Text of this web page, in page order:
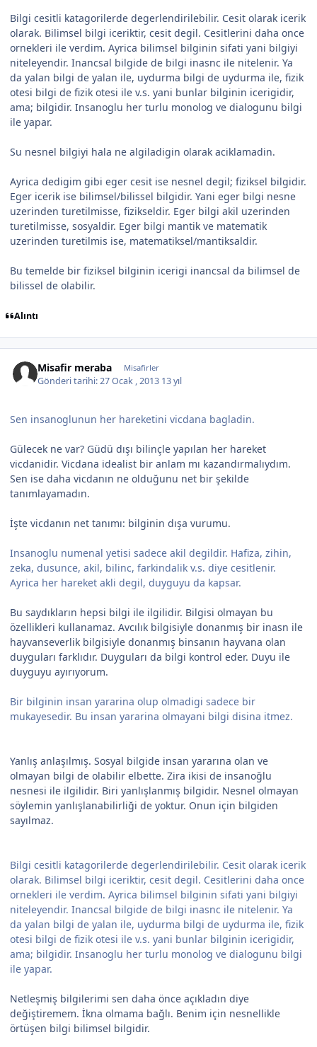
Bilgi cesitli katagorilerde degerlendirilebilir. Cesit olarak icerik
olarak. Bilimsel bilgi iceriktir, cesit degil. Cesitlerini daha once
ornekleri ile verdim. Ayrica bilimsel bilginin sifati yani bilgiyi
niteleyendir. Inancsal bilgide de bilgi inasnc ile nitelenir. Ya
da yalan bilgi de yalan ile, uydurma bilgi de uydurma ile, fizik
otesi bilgi de fizik otesi ile v.s. yani bunlar bilginin icerigidir,
ama; bilgidir. Insanoglu her turlu monolog ve dialogunu bilgi
ile yapar.
Su nesnel bilgiyi hala ne algiladigin olarak aciklamadin.
Ayrica dedigim gibi eger cesit ise nesnel degil; fiziksel bilgidir.
Eger icerik ise bilimsel/bilissel bilgidir. Yani eger bilgi nesne
uzerinden turetilmisse, fizikseldir. Eger bilgi akil uzerinden
turetilmisse, sosyaldir. Eger bilgi mantik ve matematik
uzerinden turetilmis ise, matematiksel/mantiksaldir.
Bu temelde bir fiziksel bilginin icerigi inancsal da bilimsel de
bilissel de olabilir.
Alıntı
Misafir meraba Misafirler
Gönderi tarihi:27 Ocak , 2013 13 yıl
Sen insanoglunun her hareketini vicdana bagladin.
Gülecek ne var? Güdü dışı bilinçle yapılan her hareket
vicdanidir. Vicdana idealist bir anlam mı kazandırmalıydım.
Sen ise daha vicdanın ne olduğunu net bir şekilde
tanımlayamadın.
İşte vicdanın net tanımı: bilginin dışa vurumu.
Insanoglu numenal yetisi sadece akil degildir. Hafiza, zihin,
zeka, dusunce, akil, bilinc, farkindalik v.s. diye cesitlenir.
Ayrica her hareket akli degil, duyguyu da kapsar.
Bu saydıkların hepsi bilgi ile ilgilidir. Bilgisi olmayan bu
özellikleri kullanamaz. Avcılık bilgisiyle donanmış bir inasn ile
hayvanseverlik bilgisiyle donanmış binsanın hayvana olan
duyguları farklıdır. Duyguları da bilgi kontrol eder. Duyu ile
duyguyu ayırıyorum.
Bir bilginin insan yararina olup olmadigi sadece bir
mukayesedir. Bu insan yararina olmayani bilgi disina itmez.
Yanlış anlaşılmış. Sosyal bilgide insan yararına olan ve
olmayan bilgi de olabilir elbette. Zira ikisi de insanoğlu
nesnesi ile ilgilidir. Biri yanlışlanmış bilgidir. Nesnel olmayan
söylemin yanlışlanabilirliği de yoktur. Onun için bilgiden
sayılmaz.
Bilgi cesitli katagorilerde degerlendirilebilir. Cesit olarak icerik
olarak. Bilimsel bilgi iceriktir, cesit degil. Cesitlerini daha once
ornekleri ile verdim. Ayrica bilimsel bilginin sifati yani bilgiyi
niteleyendir. Inancsal bilgide de bilgi inasnc ile nitelenir. Ya
da yalan bilgi de yalan ile, uydurma bilgi de uydurma ile, fizik
otesi bilgi de fizik otesi ile v.s. yani bunlar bilginin icerigidir,
ama; bilgidir. Insanoglu her turlu monolog ve dialogunu bilgi
ile yapar.
Netleşmiş bilgilerimi sen daha önce açıkladın diye
değiştiremem. İkna olmama bağlı. Benim için nesnellikle
örtüşen bilgi bilimsel bilgidir.